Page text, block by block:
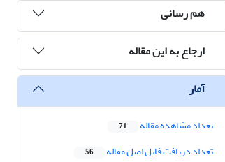
هم رسانی
ارجاع به این مقاله
آمار
تعداد مشاهده مقاله 71
تعداد دریافت فایل اصل مقاله 56